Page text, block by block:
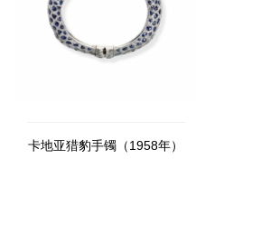
卡地亚猎豹手镯（1958年）